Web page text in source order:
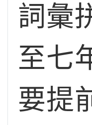
詞彙
至七
要提